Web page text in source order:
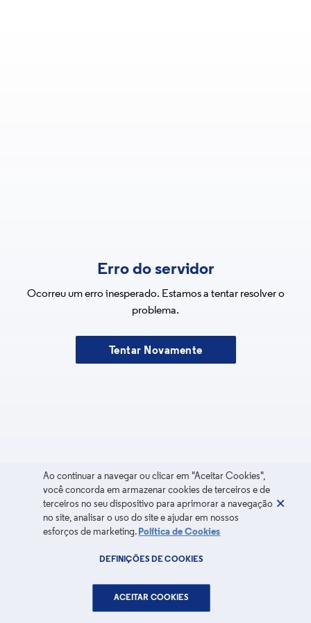
Erro do servidor
Ocorreu um erro inesperado. Estamos a tentar resolver o
problema.
Tentar Novamente
Ao continuar a navegar ou clicar em "Aceitar Cookies",
você concorda em armazenar cookies de terceiros e de
terceiros no seu dispositivo para aprimorar a navegação
no site, analisar o uso do site e ajudar em nossos
esforços de marketing. Política de Cookies
DEFINIÇÕES DE COOKIES
ACEITAR COOKIES